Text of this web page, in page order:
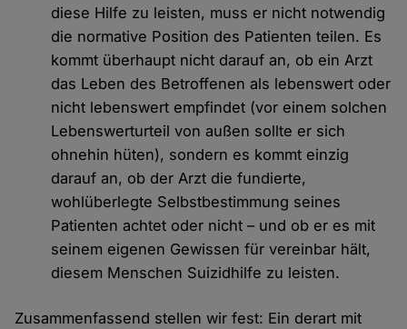
diese Hilfe zu leisten, muss er nicht notwendig
die normative Position des Patienten teilen. Es
kommt überhaupt nicht darauf an, ob ein Arzt
das Leben des Betroffenen als lebenswert oder
nicht lebenswert empfindet (vor einem solchen
Lebenswerturteil von außen sollte er sich
ohnehin hüten), sondern es kommt einzig
darauf an, ob der Arzt die fundierte,
wohlüberlegte Selbstbestimmung seines
Patienten achtet oder nicht – und ob er es mit
seinem eigenen Gewissen für vereinbar hält,
diesem Menschen Suizidhilfe zu leisten.
Zusammenfassend stellen wir fest: Ein derart mit